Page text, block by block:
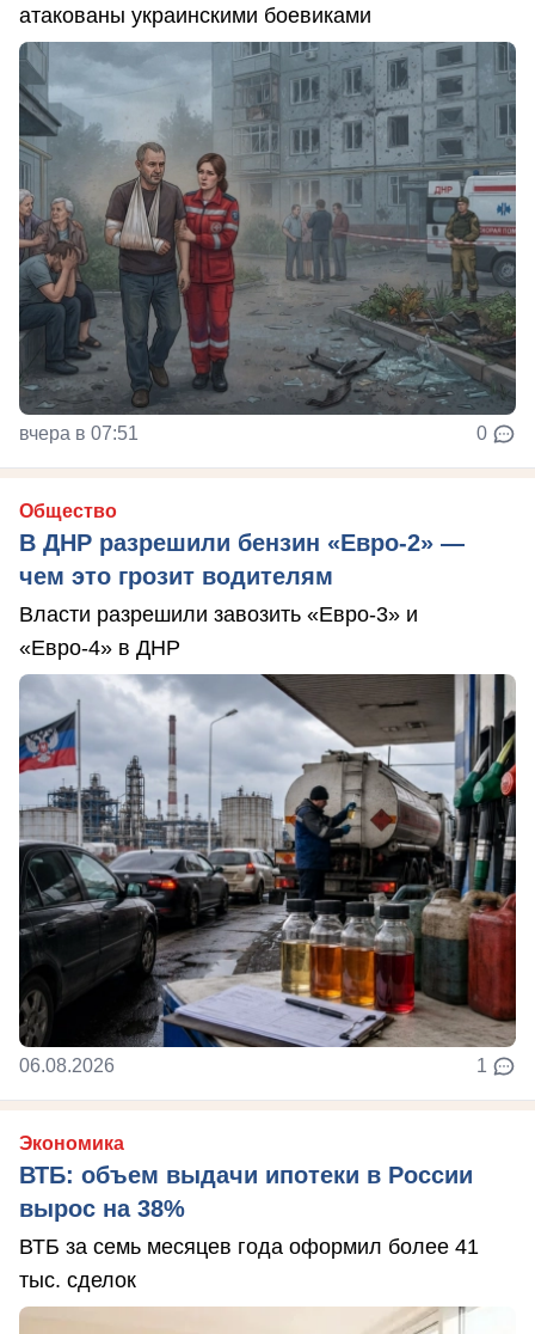
атакованы украинскими боевиками
вчера в 07:51 0
Общество
В ДНР разрешили бензин «Евро-2» —
чем это грозит водителям
Власти разрешили завозить «Евро-3» и
«Евро-4» в ДНР
06.08.2026 1
Экономика
ВТБ: объем выдачи ипотеки в России
вырос на 38%
ВТБ за семь месяцев года оформил более 41
тыс. сделок